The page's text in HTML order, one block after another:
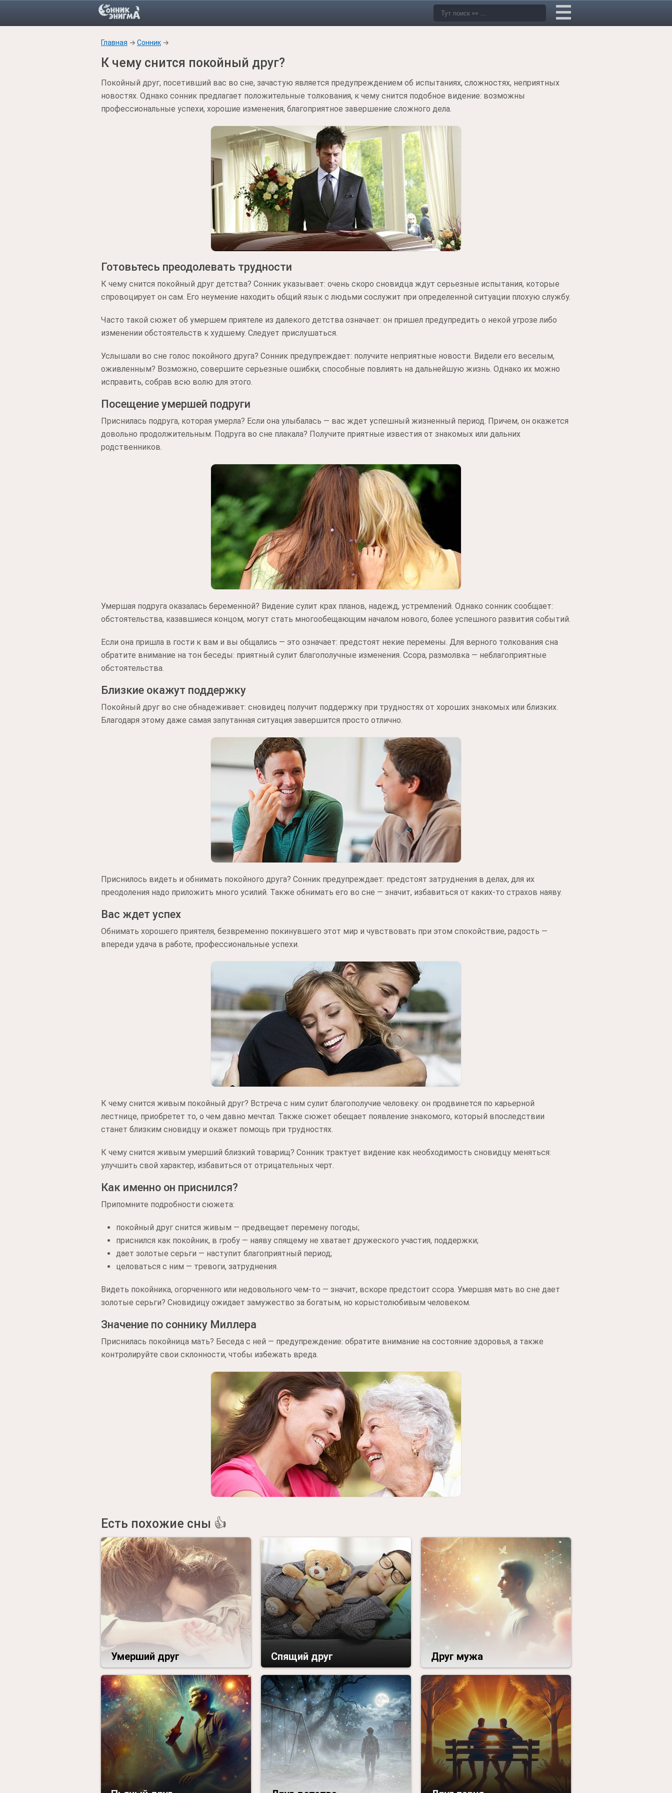
Главная → Сонник →
К чему снится покойный друг?
Покойный друг, посетивший вас во сне, зачастую является предупреждением об испытаниях, сложностях, неприятных
новостях. Однако сонник предлагает положительные толкования, к чему снится подобное видение: возможны
профессиональные успехи, хорошие изменения, благоприятное завершение сложного дела.
Готовьтесь преодолевать трудности
К чему снится покойный друг детства? Сонник указывает: очень скоро сновидца ждут серьезные испытания, которые
спровоцирует он сам. Его неумение находить общий язык с людьми сослужит при определенной ситуации плохую службу.
Часто такой сюжет об умершем приятеле из далекого детства означает: он пришел предупредить о некой угрозе либо
изменении обстоятельств к худшему. Следует прислушаться.
Услышали во сне голос покойного друга? Сонник предупреждает: получите неприятные новости. Видели его веселым,
оживленным? Возможно, совершите серьезные ошибки, способные повлиять на дальнейшую жизнь. Однако их можно
исправить, собрав всю волю для этого.
Посещение умершей подруги
Приснилась подруга, которая умерла? Если она улыбалась — вас ждет успешный жизненный период. Причем, он окажется
довольно продолжительным. Подруга во сне плакала? Получите приятные известия от знакомых или дальних
родственников.
Умершая подруга оказалась беременной? Видение сулит крах планов, надежд, устремлений. Однако сонник сообщает:
обстоятельства, казавшиеся концом, могут стать многообещающим началом нового, более успешного развития событий.
Если она пришла в гости к вам и вы общались — это означает: предстоят некие перемены. Для верного толкования сна
обратите внимание на тон беседы: приятный сулит благополучные изменения. Ссора, размолвка — неблагоприятные
обстоятельства.
Близкие окажут поддержку
Покойный друг во сне обнадеживает: сновидец получит поддержку при трудностях от хороших знакомых или близких.
Благодаря этому даже самая запутанная ситуация завершится просто отлично.
Приснилось видеть и обнимать покойного друга? Сонник предупреждает: предстоят затруднения в делах, для их
преодоления надо приложить много усилий. Также обнимать его во сне — значит, избавиться от каких-то страхов наяву.
Вас ждет успех
Обнимать хорошего приятеля, безвременно покинувшего этот мир и чувствовать при этом спокойствие, радость —
впереди удача в работе, профессиональные успехи.
К чему снится живым покойный друг? Встреча с ним сулит благополучие человеку: он продвинется по карьерной
лестнице, приобретет то, о чем давно мечтал. Также сюжет обещает появление знакомого, который впоследствии
станет близким сновидцу и окажет помощь при трудностях.
К чему снится живым умерший близкий товарищ? Сонник трактует видение как необходимость сновидцу меняться:
улучшить свой характер, избавиться от отрицательных черт.
Как именно он приснился?
Припомните подробности сюжета:
покойный друг снится живым — предвещает перемену погоды;
приснился как покойник, в гробу — наяву спящему не хватает дружеского участия, поддержки;
дает золотые серьги — наступит благоприятный период;
целоваться с ним — тревоги, затруднения.
Видеть покойника, огорченного или недовольного чем-то — значит, вскоре предстоит ссора. Умершая мать во сне дает
золотые серьги? Сновидицу ожидает замужество за богатым, но корыстолюбивым человеком.
Значение по соннику Миллера
Приснилась покойница мать? Беседа с ней — предупреждение: обратите внимание на состояние здоровья, а также
контролируйте свои склонности, чтобы избежать вреда.
Есть похожие сны 👍
Умерший друг Спящий друг Друг мужа